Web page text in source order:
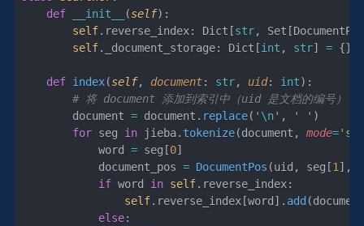
    def
__init__ (self):
        self
.reverse_index: Dict[str,
        self
._document_storage: Dict[int , str] = {}
    def
index(self, document: str, uid: int):
        # 将 document 添加到索引中（uid 是文档的编号）
        document
= document. replace( ' \n' , ' ' )
        for
seg in jieba. tokenize(document, mode=
            word
= seg[0]
            document_pos
= DocumentPos (uid, seg[1 ],
            if
word in self.reverse_index:
                self
.reverse_index[word]. add
            else
: